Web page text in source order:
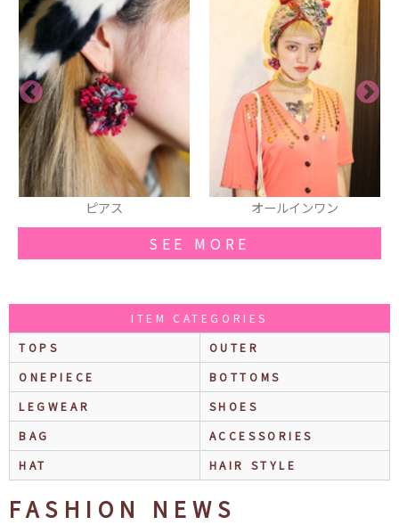
SEE MORE
ITEM CATEGORIES
TOPS
OUTER
ONEPIECE
BOTTOMS
LEGWEAR
SHOES
BAG
ACCESSORIES
HAT
HAIR STYLE
FASHION NEWS